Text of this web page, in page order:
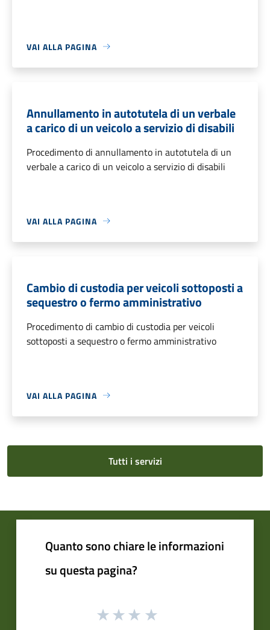
VAI ALLA PAGINA
Annullamento in autotutela di un verbale
a carico di un veicolo a servizio di disabili
Procedimento di annullamento in autotutela di un
verbale a carico di un veicolo a servizio di disabili
VAI ALLA PAGINA
Cambio di custodia per veicoli sottoposti a
sequestro o fermo amministrativo
Procedimento di cambio di custodia per veicoli
sottoposti a sequestro o fermo amministrativo
VAI ALLA PAGINA
Tutti i servizi
Quanto sono chiare le informazioni
su questa pagina?